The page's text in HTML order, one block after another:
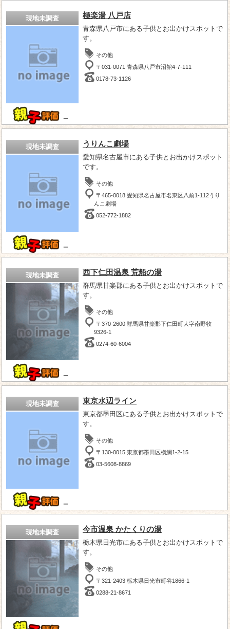
現地未調査
－
極楽湯 八戸店
青森県八戸市にある子供とお出かけスポットで
す。
その他
〒031-0071 青森県八戸市沼館4-7-111
0178-73-1126
現地未調査
－
うりんこ劇場
愛知県名古屋市にある子供とお出かけスポット
です。
その他
〒465-0018 愛知県名古屋市名東区八前1-112うり
んこ劇場
052-772-1882
現地未調査
－
西下仁田温泉 荒船の湯
群馬県甘楽郡にある子供とお出かけスポットで
す。
その他
〒370-2600 群馬県甘楽郡下仁田町大字南野牧
9326-1
0274-60-6004
現地未調査
－
東京水辺ライン
東京都墨田区にある子供とお出かけスポットで
す。
その他
〒130-0015 東京都墨田区横網1-2-15
03-5608-8869
現地未調査 今市温泉 かたくりの湯
栃木県日光市にある子供とお出かけスポットで
す。
その他
〒321-2403 栃木県日光市町谷1866-1
0288-21-8671